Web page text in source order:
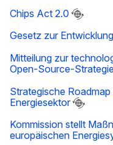
Chips Act 2.0
Gesetz zur
Mitteilung zur
Open-Source-
Strategische
Energiesektor
Kommission stellt
europäischen